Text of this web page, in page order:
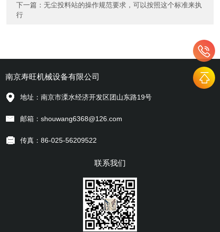
下一篇：无尘投料站的操作规范要求，可以按照这个标准来执
行
南京寿旺机械设备有限公司
地址：南京市溧水经济开发区团山东路19号
邮箱：shouwang6368@126.com
传真：86-025-56209522
联系我们